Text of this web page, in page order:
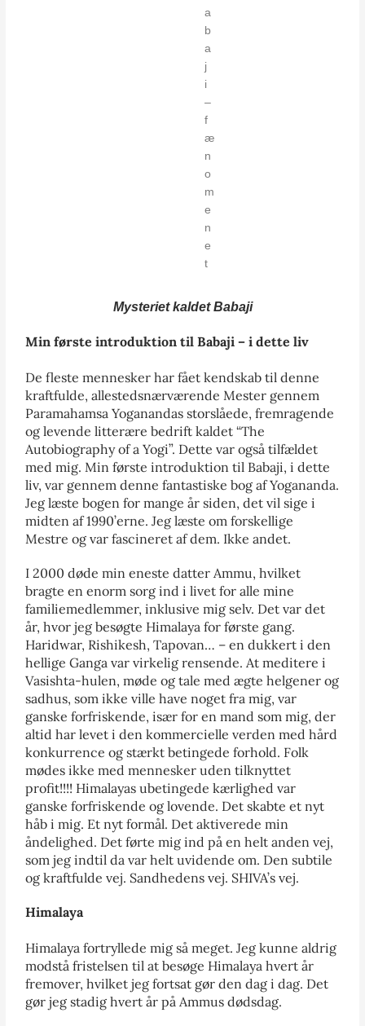
a
b
a
j
i
–
f
æ
n
o
m
e
n
e
t
Mysteriet kaldet Babaji
Min første introduktion til Babaji – i dette liv
De fleste mennesker har fået kendskab til denne
kraftfulde, allestedsnærværende Mester gennem
Paramahamsa Yoganandas storslåede, fremragende
og levende litterære bedrift kaldet “The
Autobiography of a Yogi”. Dette var også tilfældet
med mig. Min første introduktion til Babaji, i dette
liv, var gennem denne fantastiske bog af Yogananda.
Jeg læste bogen for mange år siden, det vil sige i
midten af 1990’erne. Jeg læste om forskellige
Mestre og var fascineret af dem. Ikke andet.
I 2000 døde min eneste datter Ammu, hvilket
bragte en enorm sorg ind i livet for alle mine
familiemedlemmer, inklusive mig selv. Det var det
år, hvor jeg besøgte Himalaya for første gang.
Haridwar, Rishikesh, Tapovan… – en dukkert i den
hellige Ganga var virkelig rensende. At meditere i
Vasishta-hulen, møde og tale med ægte helgener og
sadhus, som ikke ville have noget fra mig, var
ganske forfriskende, især for en mand som mig, der
altid har levet i den kommercielle verden med hård
konkurrence og stærkt betingede forhold. Folk
mødes ikke med mennesker uden tilknyttet
profit!!!! Himalayas ubetingede kærlighed var
ganske forfriskende og lovende. Det skabte et nyt
håb i mig. Et nyt formål. Det aktiverede min
åndelighed. Det førte mig ind på en helt anden vej,
som jeg indtil da var helt uvidende om. Den subtile
og kraftfulde vej. Sandhedens vej. SHIVA’s vej.
Himalaya
Himalaya fortryllede mig så meget. Jeg kunne aldrig
modstå fristelsen til at besøge Himalaya hvert år
fremover, hvilket jeg fortsat gør den dag i dag. Det
gør jeg stadig hvert år på Ammus dødsdag.